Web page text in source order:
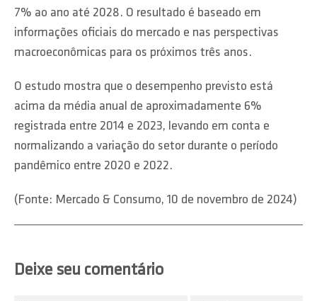
7% ao ano até 2028. O resultado é baseado em
informações oficiais do mercado e nas perspectivas
macroeconômicas para os próximos três anos.
O estudo mostra que o desempenho previsto está
acima da média anual de aproximadamente 6%
registrada entre 2014 e 2023, levando em conta e
normalizando a variação do setor durante o período
pandêmico entre 2020 e 2022.
(Fonte: Mercado & Consumo, 10 de novembro de 2024)
Deixe seu comentário